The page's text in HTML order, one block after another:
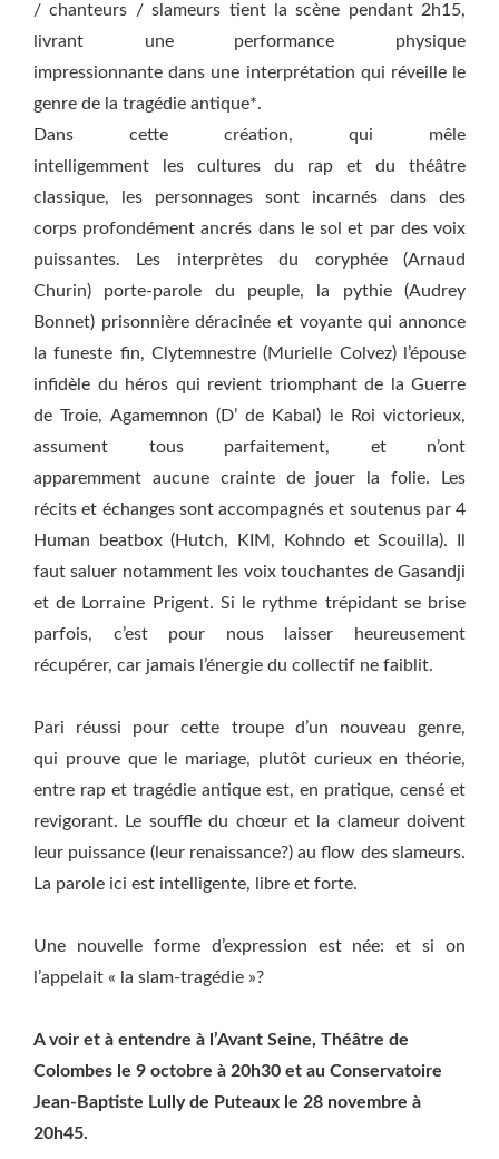
/ chanteurs / slameurs tient la scène pendant 2h15,
livrant une performance physique
impressionnante dans une interprétation qui réveille le
genre de la tragédie antique*.
Dans cette création, qui mêle
intelligemment les cultures du rap et du théâtre
classique, les personnages sont incarnés dans des
corps profondément ancrés dans le sol et par des voix
puissantes. Les interprètes du coryphée (Arnaud
Churin) porte-parole du peuple, la pythie (Audrey
Bonnet) prisonnière déracinée et voyante qui annonce
la funeste fin, Clytemnestre (Murielle Colvez) l’épouse
infidèle du héros qui revient triomphant de la Guerre
de Troie, Agamemnon (D’ de Kabal) le Roi victorieux,
assument tous parfaitement, et n’ont
apparemment aucune crainte de jouer la folie. Les
récits et échanges sont accompagnés et soutenus par 4
Human beatbox (Hutch, KIM, Kohndo et Scouilla). Il
faut saluer notamment les voix touchantes de Gasandji
et de Lorraine Prigent. Si le rythme trépidant se brise
parfois, c’est pour nous laisser heureusement
récupérer, car jamais l’énergie du collectif ne faiblit.
Pari réussi pour cette troupe d’un nouveau genre,
qui prouve que le mariage, plutôt curieux en théorie,
entre rap et tragédie antique est, en pratique, censé et
revigorant. Le souffle du chœur et la clameur doivent
leur puissance (leur renaissance?) au flow des slameurs.
La parole ici est intelligente, libre et forte.
Une nouvelle forme d’expression est née: et si on
l’appelait « la slam-tragédie »?
A voir et à entendre à l’Avant Seine, Théâtre de
Colombes le 9 octobre à 20h30 et au Conservatoire
Jean-Baptiste Lully de Puteaux le 28 novembre à
20h45.